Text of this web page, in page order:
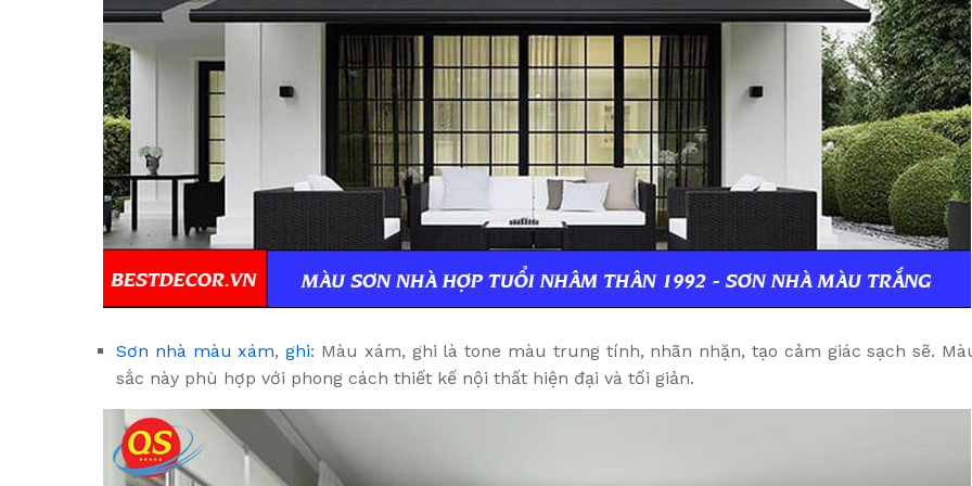
Sơn nhà màu xám, ghi: Màu xám, ghi là tone màu trung tính, nhãn nhặn, tạo cảm giác sạch sẽ.
sắc này phù hợp với phong cách thiết kế nội thất hiện đại và tối giản.